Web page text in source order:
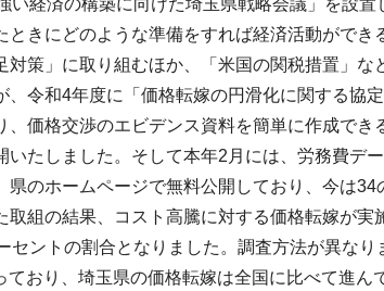
い経済の構築に向けた埼玉県戦略会議」を設
ときにどのような準備をすれば経済活動がで
対策」に取り組むほか、「米国の関税措置」
、令和4年度に「価格転嫁の円滑化に関する協
、価格交渉のエビデンス資料を簡単に作成で
いたしました。そして本年2月には、労務費デ
県のホームページで無料公開しており、今は
取組の結果、コスト高騰に対する価格転嫁が
セントの割合となりました。調査方法が異な
ており、埼玉県の価格転嫁は全国に比べて進